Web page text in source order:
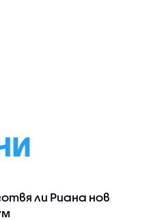
ли Риана нов